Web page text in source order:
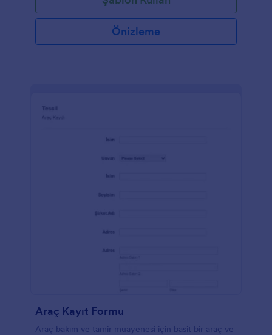
Önizleme
Araç Kayıt Formu
Araç bakım ve tamir muayenesi için basit bir araç ve